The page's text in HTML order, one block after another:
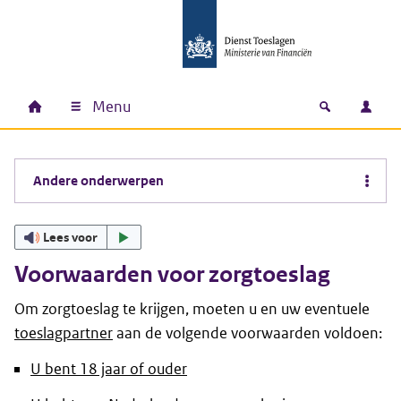
Hoofdnavigatie
Home Menu Open
Andere onderwerpen
Lees voor
Voorwaarden voor zorgtoeslag
Om zorgtoeslag te krijgen, moeten u en uw eventuele
toeslagpartneraan de volgende voorwaarden voldoen:
U bent 18 jaar of ouder